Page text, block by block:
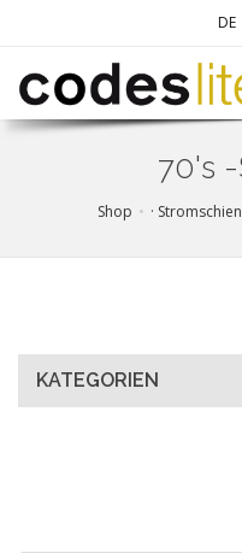
DE
70's
Shop ·
KATEGORIEN